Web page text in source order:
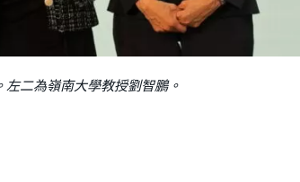
二為嶺南大學教授劉智鵬。